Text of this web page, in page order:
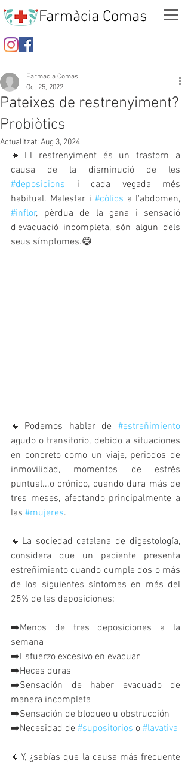
Farmàcia Comas
Pateixes de restrenyiment?
Probiòtics
Farmacia Comas
Oct 25, 2022
Actualitzat: Aug 3, 2024
🔸El restrenyiment és un trastorn a
#deposicions i cada vegada més
habitual. Malestar i #còlics
#inflor, pèrdua de la gana i sensació
d'evacuació incompleta, són algun dels
seus símptomes.😅
🔸Podemos hablar de #estreñimiento
agudo o transitorio, debido a situaciones
en concreto como un viaje, periodos de
inmovilidad, momentos de estrés
puntual...o crónico, cuando dura más de
tres meses, afectando principalmente a
las #mujeres.
🔸La sociedad catalana de digestología,
considera que un paciente presenta
estreñimiento cuando cumple dos o más
de los siguientes síntomas en más del
25% de las deposiciones:
➡️Menos de tres deposiciones a la
semana
➡️Esfuerzo excesivo en evacuar
➡️Heces duras
➡️Sensación de haber evacuado de
manera incompleta
➡️Sensación de bloqueo u obstrucción
➡️Necesidad de #supositorios o #lavativa
🔸Y, ¿sabías que la causa más frecuente